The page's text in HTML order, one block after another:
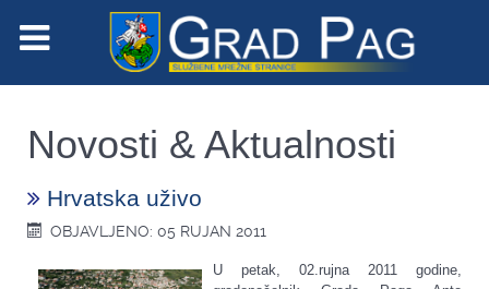
Novosti & Aktualnosti
Hrvatska uživo
OBJAVLJENO: 05 RUJAN 2011
U petak, 02.rujna 2011 godine,